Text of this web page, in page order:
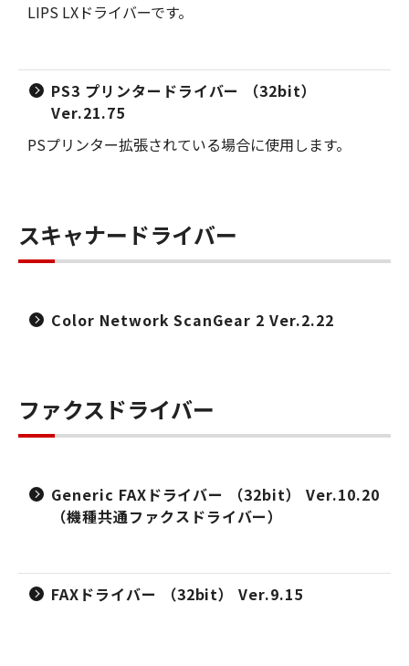
LIPS LXドライバーです。
PS3 プリンタードライバー （32bit）
Ver.21.75
PSプリンター拡張されている場合に使用します。
スキャナードライバー
Color Network ScanGear 2 Ver.2.22
ファクスドライバー
Generic FAXドライバー （32bit） Ver.10.20
（機種共通ファクスドライバー）
FAXドライバー （32bit） Ver.9.15